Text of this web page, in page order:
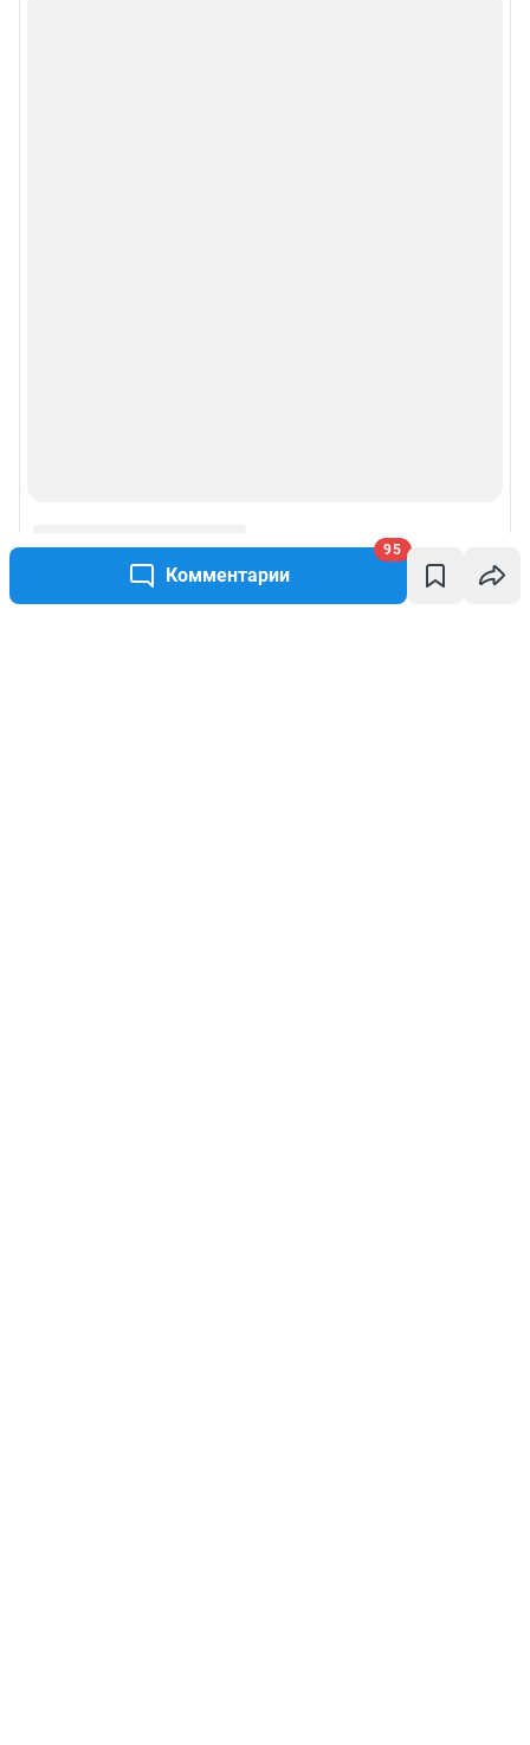
Комментарии
95